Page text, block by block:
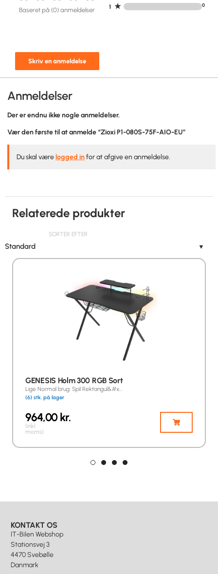
Baseret på (0) anmeldelser
Skriv en anmeldelse
1 ★ 0
Anmeldelser
Der er endnu ikke nogle anmeldelser.
Vær den første til at anmelde “Zioxi P1-080S-75F-AIO-EU”
Du skal værelogged infor at afgive en anmeldelse.
Relaterede produkter
SORTER EFTER
Standard ▼
GENESIS Holm 300 RGB Sort
Lige Normal brug: Spil Rektangul&#x…
(6) stk. på lager
964,00kr.
(inkl.
moms)
KONTAKT OS
IT-Bilen Webshop
Stationsvej 3
4470 Svebølle
Danmark